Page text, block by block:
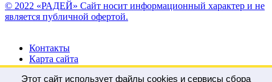
© 2022 «РАДЕЙ» Сайт носит информационный характер и не
является публичной офертой.
Контакты
Карта сайта
Этот сайт использует файлы cookies и сервисы сбора